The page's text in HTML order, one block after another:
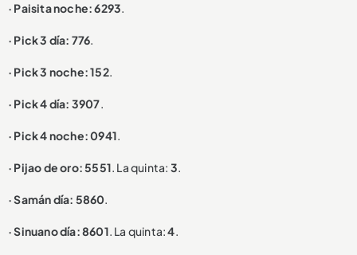
· Paisita noche: 6293.
· Pick 3 día: 776.
· Pick 3 noche: 152.
· Pick 4 día: 3907.
· Pick 4 noche: 0941.
· Pijao de oro: 5551. La quinta: 3.
· Samán día: 5860.
· Sinuano día: 8601. La quinta:4.